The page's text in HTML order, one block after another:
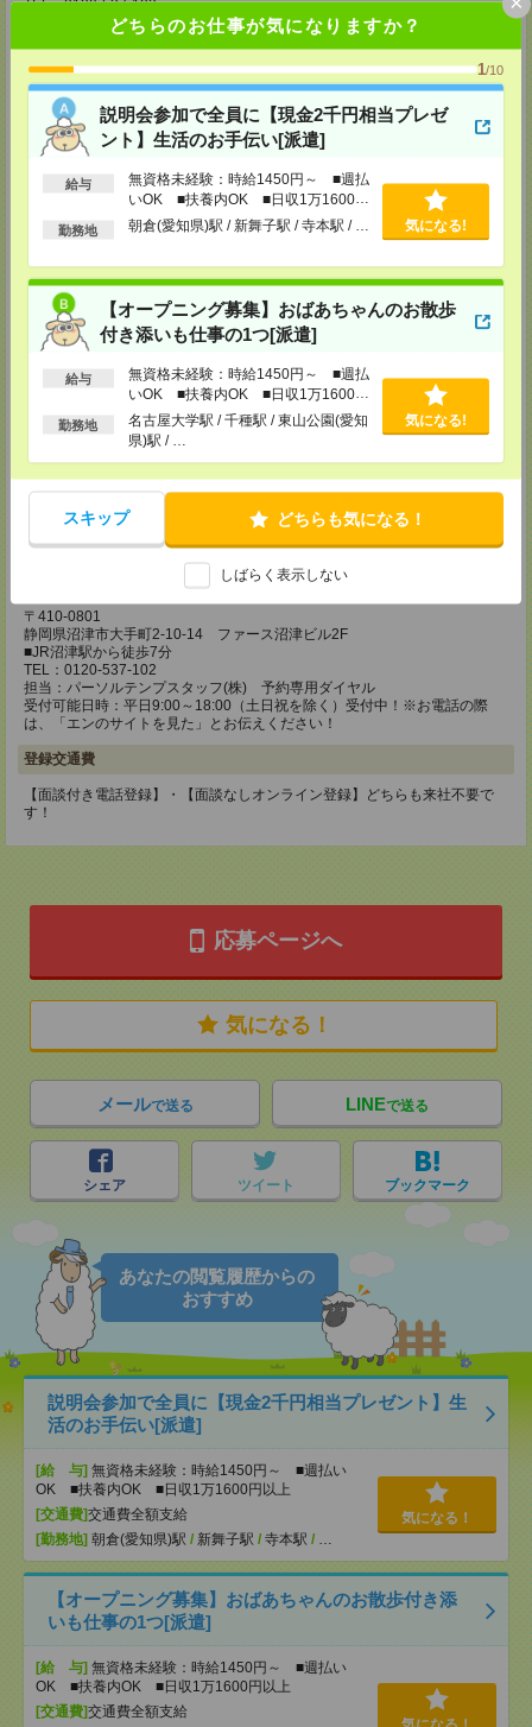
どちらのお仕事が気になりますか？
1/10
説明会参加で全員に【現金2千円相当プレゼ
ント】生活のお手伝い[派遣]
給与
無資格未経験：時給1450円～ ■週払
いOK ■扶養内OK ■日収1万1600円
以上
勤務地 朝倉(愛知県)駅 / 新舞子駅 / 寺本駅 / … 気になる!
【オープニング募集】おばあちゃんのお散歩
付き添いも仕事の1つ[派遣]
給与
無資格未経験：時給1450円～ ■週払
いOK ■扶養内OK ■日収1万1600円
以上
勤務地
名古屋大学駅 / 千種駅 / 東山公園(愛知
県)駅 / …
気になる!
スキップ どちらも気になる！
しばらく表示しない
TEL：0120-537-102
担当：パーソルテンプスタッフ(株) 予約専用ダイヤル
受付可能日時：平日9:00～18:00（土日祝を除く）受付中！※お電話の際
中部コーディネートセンター二課（岡崎）
〒444-0043 愛知県 岡崎市唐沢町11-5 第一生命・三井住友海上岡崎ビル
■名鉄東岡崎駅から徒歩3分
TEL：0120-537-102
担当：パーソルテンプスタッフ(株) 予約専用ダイヤル
受付可能日時：平日9:00～18:00（土日祝を除く）受付中！※お電話の際
は、「エンのサイトを見た」とお伝えください！
〒436-0056
浜松市中区板屋町111-2 浜松アクトタワー11F
■JR浜松駅から徒歩5分
TEL：0120-537-102
担当：パーソルテンプスタッフ(株) 予約専用ダイヤル
受付可能日時：平日9:00～18:00（土日祝を除く）受付中！※お電話の際
は、「エンのサイトを見た」とお伝えください！
静岡コーディネートセンター（静岡）
静岡県静岡市葵区黒金町11-7 大樹生命静岡駅前ビル2F
担当：パーソルテンプスタッフ(株) 予約専用ダイヤル
受付可能日時：平日9:00～18:00（土日祝を除く）受付中！※お電話の際
静岡コーディネートセンター（沼津）
〒410-0801
静岡県沼津市大手町2-10-14 ファース沼津ビル2F
■JR沼津駅から徒歩7分
TEL：0120-537-102
担当：パーソルテンプスタッフ(株) 予約専用ダイヤル
受付可能日時：平日9:00～18:00（土日祝を除く）受付中！※お電話の際
は、「エンのサイトを見た」とお伝えください！
登録交通費
【面談付き電話登録】・【面談なしオンライン登録】どちらも来社不要で
す！
応募ページへ
気になる！
メールで送る LINEで送る
シェア ツイート ブックマーク
あなたの閲覧履歴からの
おすすめ
説明会参加で全員に【現金2千円相当プレゼント】生
活のお手伝い[派遣]
[給 与] 無資格未経験：時給1450円～ ■週払い
OK ■扶養内OK ■日収1万1600円以上
[交通費]交通費全額支給
[勤務地] 朝倉(愛知県)駅 / 新舞子駅 / 寺本駅 / …
気になる！
【オープニング募集】おばあちゃんのお散歩付き添
いも仕事の1つ[派遣]
[給 与] 無資格未経験：時給1450円～ ■週払い
OK ■扶養内OK ■日収1万1600円以上
[交通費]交通費全額支給